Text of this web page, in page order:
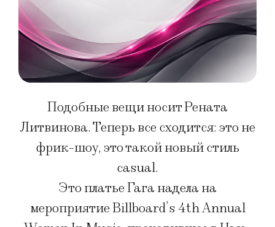
Подобные вещи носит Рената
Литвинова. Теперь все сходится: это не
фрик-шоу, это такой новый стиль
casual.
Это платье Гага надела на
мероприятие Billboard’s 4th Annual